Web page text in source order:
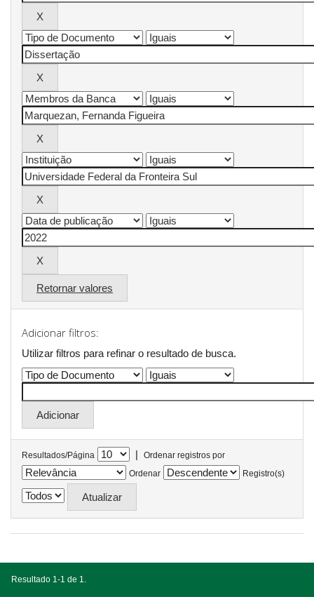
Retornar valores
Adicionar filtros:
Utilizar filtros para refinar o resultado de busca.
Resultados/Página |
Ordenar registros por
Ordenar
Registro(s)
Resultado 1-1 de 1.